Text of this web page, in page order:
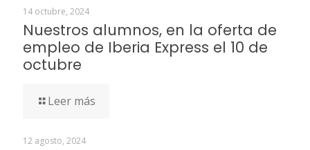
14 octubre, 2024
Nuestros alumnos, en la oferta de
empleo de Iberia Express el 10 de
octubre
Leer más
12 agosto, 2024